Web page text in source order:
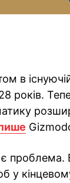
в
років.
є
у